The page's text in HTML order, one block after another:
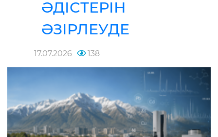
ӘДІСТЕРІН
ӘЗІРЛЕУДЕ
17.07.2026 138